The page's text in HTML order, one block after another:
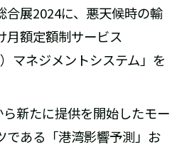
合展2024に、悪天候時の輸
月額定額制サービス
マネジメントシステム」を
新たに提供を開始したモー
である「港湾影響予測」お